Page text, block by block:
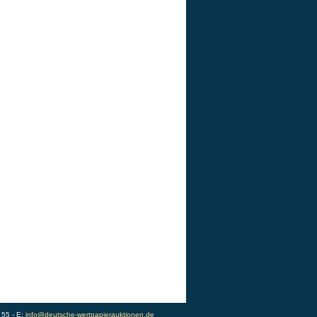
- E: info@deutsche-wertpapierauktionen.de